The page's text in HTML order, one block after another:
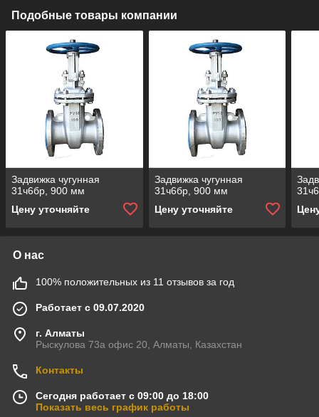
Подобные товары компании
Задвижка чугунная
31ч6бр, 900 мм
Цену уточняйте
Задвижка чугунная
31ч6бр, 900 мм
Цену уточняйте
О нас
100% положительных из 11 отзывов за год
Работает с 09.07.2020
г. Алматы
Рыскулова 73а офис 20, Алматы, Казахстан
Контакты
Сегодня работает с 09:00 до 18:00
Показать весь график работы